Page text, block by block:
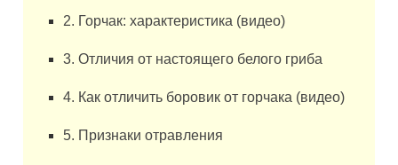
2. Горчак: характеристика (видео)
3. Отличия от настоящего белого гриба
4. Как отличить боровик от горчака (видео)
5. Признаки отравления